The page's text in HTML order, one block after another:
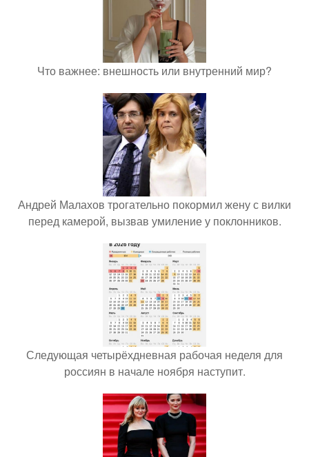
Что важнее: внешность или внутренний мир?
Андрей Малахов трогательно покормил жену с вилки
перед камерой, вызвав умиление у поклонников.
Следующая четырёхдневная рабочая неделя для
россиян в начале ноября наступит.